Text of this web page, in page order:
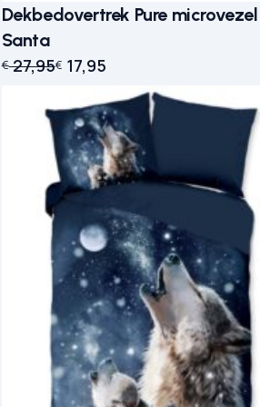
Dekbedovertrek Pure microvezel
Santa
€27,95
Oorspronkelijke prijs was: € 27,95.
€ 17,95
Huidige prijs is: € 17,95.